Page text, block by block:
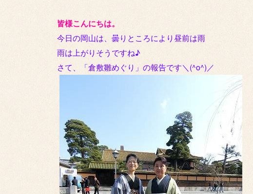
皆様こんにちは。
今日の岡山は、曇りところにより昼前は雨
雨は上がりそうですね♪
さて、「倉敷雛めぐり」の報告です＼(^o^)／